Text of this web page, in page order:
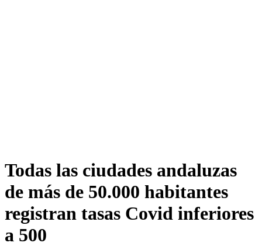
Todas las ciudades andaluzas
de más de 50.000 habitantes
registran tasas Covid inferiores
a 500